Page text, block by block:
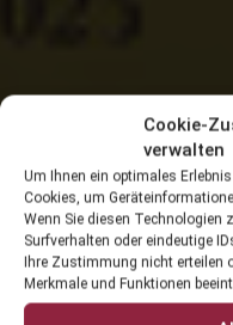
Cookie-
verwalten
Um Ihnen ein optimales
Cookies, um
Wenn Sie diesen Technologien
Surfverhalten oder eindeutige
Ihre Zustimmung nicht erteilen
Merkmale und Funktionen